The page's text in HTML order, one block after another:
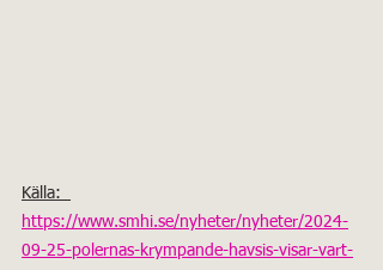
Källa:
https://www.smhi.se/nyheter/nyheter/2024-
09-25-polernas-krympande-havsis-visar-vart-